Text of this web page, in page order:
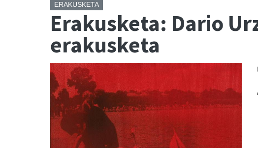
ERAKUSKETA
Erakusketa: Dario
erakusketa